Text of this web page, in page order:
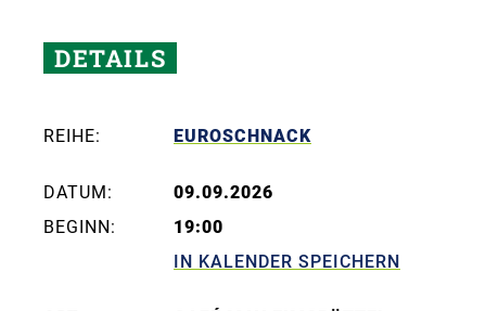
DETAILS
REIHE: EUROSCHNACK
DATUM:
09.09.2026
BEGINN:
19:00
IN KALENDER SPEICHERN